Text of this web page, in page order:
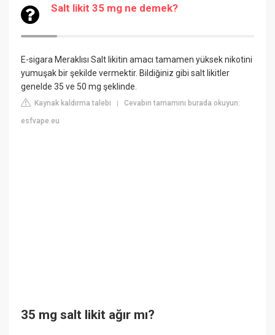
Salt likit 35 mg ne demek?
E-sigara Meraklısı Salt likitin amacı tamamen yüksek nikotini
yumuşak bir şekilde vermektir. Bildiğiniz gibi salt likitler
genelde 35 ve 50 mg şeklinde.
Kaynak kaldırma talebi |Cevabın tamamını burada okuyun:
esfvape.eu
35 mg salt likit ağır mı?